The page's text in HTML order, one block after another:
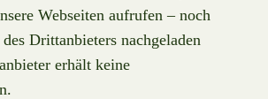
Webseiten aufrufen – noch
Drittanbieters nachgeladen
erhält keine